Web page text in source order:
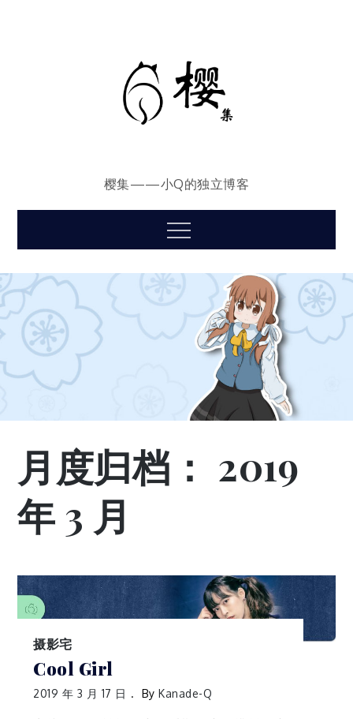
樱集——小Q的独立博客
Menu
月度归档： 2019
年 3 月
摄影宅
Cool Girl
2019 年 3 月 17 日 ByKanade-Q